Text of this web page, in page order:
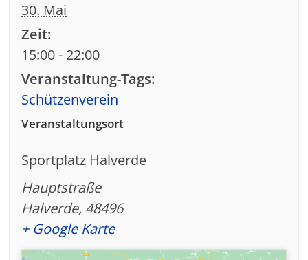
30. Mai
Zeit:
15:00 - 22:00
Veranstaltung-Tags:
Schützenverein
Veranstaltungsort
Sportplatz Halverde
Hauptstraße
Halverde, 48496
+ Google Karte